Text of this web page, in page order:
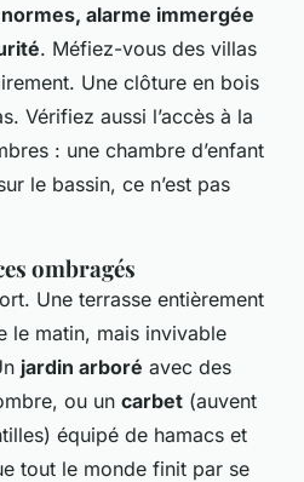
alarme immergée
. Méfiez-vous des villas
Une clôture en bois
Vérifiez aussi l’accès à la
: une chambre d’enfant
le bassin, ce n’est pas
ombragés
Une terrasse entièrement
le matin, mais invivable
jardin arboré avec des
ou un carbet (auvent
équipé de hamacs et
tout le monde finit par se